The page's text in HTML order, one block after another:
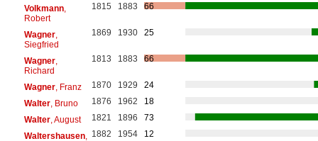
Volkmann,
Robert
1815 1883 66
Wagner,
Siegfried
1869 1930 25
Wagner,
Richard
1813 1883 66
Wagner, Franz 1870 1929
24
Walter, Bruno 1876 1962
18
Walter, August 1821 1896
73
Waltershausen,
1882 1954 12